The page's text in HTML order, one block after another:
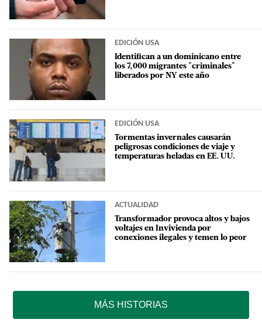
EDICIÓN USA
Identifican a un dominicano entre
los 7,000 migrantes "criminales"
liberados por NY este año
EDICIÓN USA
Tormentas invernales causarán
peligrosas condiciones de viaje y
temperaturas heladas en EE. UU.
ACTUALIDAD
Transformador provoca altos y bajos
voltajes en Invivienda por
conexiones ilegales y temen lo peor
MÁS HISTORIAS